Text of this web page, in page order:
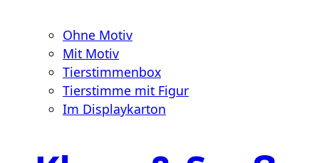
Ohne Motiv
Mit Motiv
Tierstimmenbox
Tierstimme mit Figur
Im Displaykarton